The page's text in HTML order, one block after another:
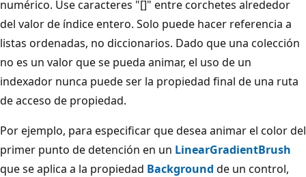
numérico. Use caracteres "[]" entre corchetes alrededor
del valor de índice entero. Solo puede hacer referencia a
listas ordenadas, no diccionarios. Dado que una colección
no es un valor que se pueda animar, el uso de un
indexador nunca puede ser la propiedad final de una ruta
de acceso de propiedad.
Por ejemplo, para especificar que desea animar el color del
primer punto de detención en un LinearGradientBrush
que se aplica a la propiedad Background de un control,